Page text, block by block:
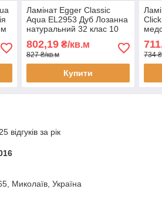
Ламінат Egger Classic
Aqua EL2953 Дуб Лозанна
натуральний 32 клас 10
години, фаска 4V
802,19₴/кв.м
827 ₴/кв.м
Купити
734
відгуків за рік
Миколаїв, Україна